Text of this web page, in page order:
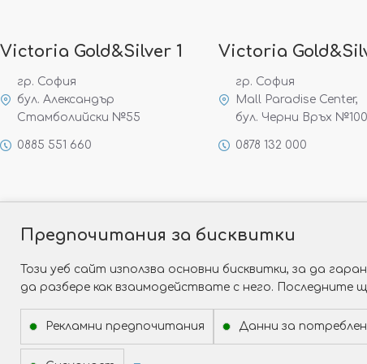
Victoria Gold&Silver 1
гр. София
бул. Александър
Стамболийски №55
0885 551 660
Victoria
гр. София
Mall Paradise Center,
бул. Черни Връх №100
0878 132 000
Предпочитания за бисквитки
Този уеб сайт използва основни бисквитки, за да
да разбере как взаимодействате с него. Последните
Рекламни предпочитания Данни за